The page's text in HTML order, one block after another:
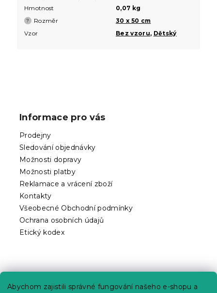
Abychom zajistili správné fungování našeho e-shopu a
Hmotnost
0,07 kg
? Rozměr
30 x 50 cm
Vzor
Bez vzoru, Dětský
Informace pro vás
Prodejny
Sledování objednávky
Možnosti dopravy
Možnosti platby
Reklamace a vrácení zboží
Kontakty
Všeobecné Obchodní podmínky
Ochrana osobních údajů
Etický kodex